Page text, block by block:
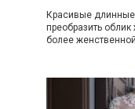
Красивые
преобразить
более